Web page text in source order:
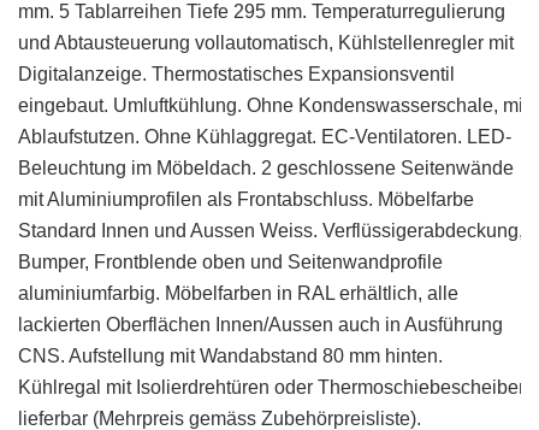
mm. 5 Tablarreihen Tiefe 295 mm. Temperaturregulierung
und Abtausteuerung vollautomatisch, Kühlstellenregler mit
Digitalanzeige. Thermostatisches Expansionsventil
eingebaut. Umluftkühlung. Ohne Kondenswasserschale, mit
Ablaufstutzen. Ohne Kühlaggregat. EC-Ventilatoren. LED-
Beleuchtung im Möbeldach. 2 geschlossene Seitenwände
mit Aluminiumprofilen als Frontabschluss. Möbelfarbe
Standard Innen und Aussen Weiss. Verflüssigerabdeckung,
Bumper, Frontblende oben und Seitenwandprofile
aluminiumfarbig. Möbelfarben in RAL erhältlich, alle
lackierten Oberflächen Innen/Aussen auch in Ausführung
CNS. Aufstellung mit Wandabstand 80 mm hinten.
Kühlregal mit Isolierdrehtüren oder Thermoschiebescheiben
lieferbar (Mehrpreis gemäss Zubehörpreisliste).